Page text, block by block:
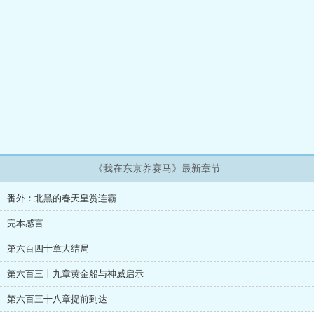
《我在东京养赛马》最新章节
番外：北黑的春天皇赏连霸
完本感言
第六百四十章大结局
第六百三十九章黄金船与神威启示
第六百三十八章提前到达